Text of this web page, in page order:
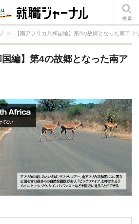
> 【南アフリカ共和国編】第4の故郷となった南アフ
国編】第4の故郷となった南ア